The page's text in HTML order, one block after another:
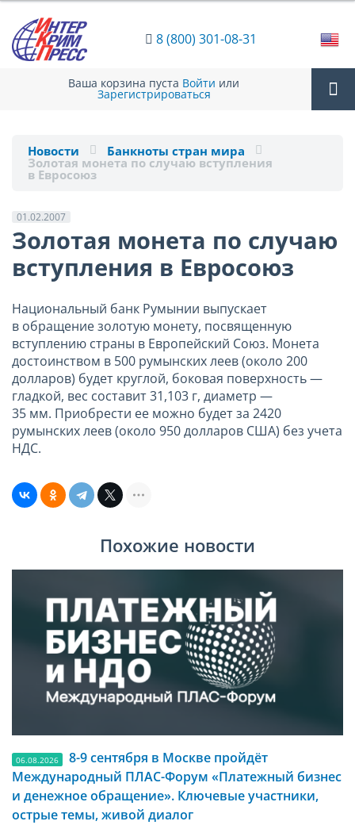
8 (800) 301-08-31
Ваша корзина пуста Войти или
Зарегистрироваться
Новости Банкноты стран мира
Золотая монета по случаю вступления
в Евросоюз
01.02.2007
Золотая монета по случаю
вступления в Евросоюз
Национальный банк Румынии выпускает
в обращение золотую монету, посвященную
вступлению страны в Европейский Союз. Монета
достоинством в 500 румынских леев (около 200
долларов) будет круглой, боковая поверхность —
гладкой, вес составит 31,103 г, диаметр —
35 мм. Приобрести ее можно будет за 2420
румынских леев (около 950 долларов США) без учета
НДС.
Похожие новости
06.08.2026
8-9 сентября в Москве пройдёт
Международный ПЛАС-Форум «Платежный бизнес
и денежное обращение». Ключевые участники,
острые темы, живой диалог